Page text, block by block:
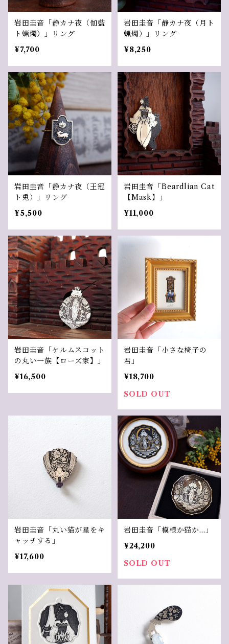
岩田圭音「静カナ夜（伽藍
ト蝋燭）」リング
¥7,700
岩田圭音「静カナ夜（月ト
蝋燭）」リング
¥8,250
岩田圭音「静カナ夜（王冠
ト兎）」リング
¥5,500
岩田圭音「Beardlian Cat
【Mask】」
¥11,000
岩田圭音「ケルムスコット
の丸い一族【ローズ家】」
¥16,500
岩田圭音「小さな椅子の
君」
¥18,700
SOLD OUT
岩田圭音「丸い猫が星をキ
ャッチする」
¥17,600
岩田圭音「模様か猫か…」
¥24,200
SOLD OUT